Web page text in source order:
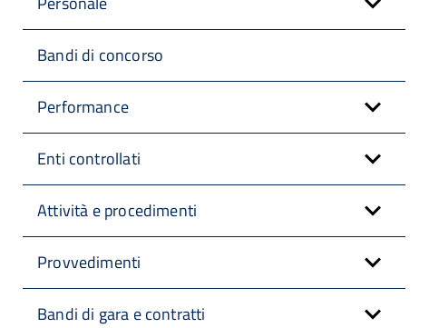
Bandi di concorso
Performance
Enti controllati
Attività e procedimenti
Provvedimenti
Bandi di gara e contratti